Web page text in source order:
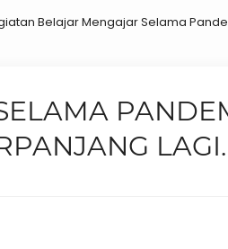
Belajar Mengajar Selama
LAGI.